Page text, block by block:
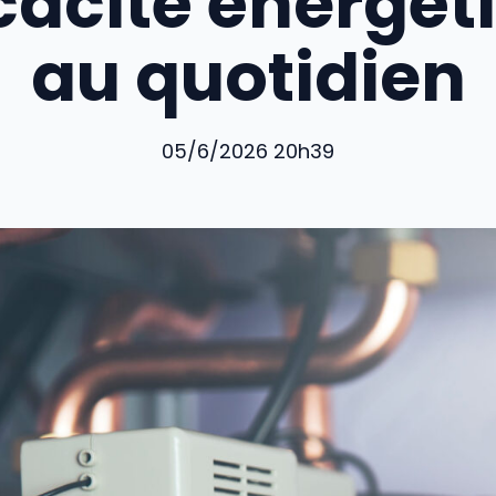
au quotidien
05/6/2026 20h39